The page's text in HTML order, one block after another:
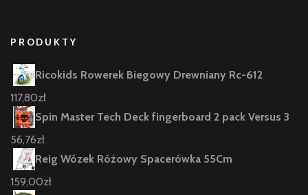
PRODUKTY
Ricokids Rowerek Biegowy Drewniany Rc-612
117,80zł
Spin Master Tech Deck fingerboard 2 pack Versus 3
56,76zł
Reig Wózek Różowy Spacerówka 55Cm
159,00zł